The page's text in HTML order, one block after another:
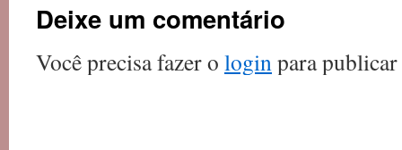
Deixe um comentário
Você precisa fazer o loginpara